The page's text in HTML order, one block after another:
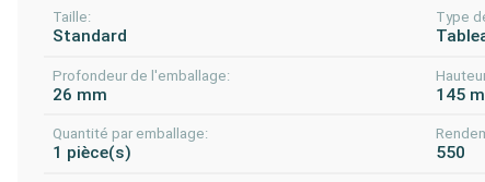
Taille:
Standard
Type
Profondeur de l'emballage:
26 mm 145
Quantité par emballage:
1 pièce(s) 550